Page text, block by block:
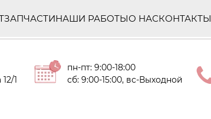
ЗАПЧАСТИНАШИ РАБОТЫО НАСКОНТАКТЫ
1
пн-пт: 9:00-18:00
сб: 9:00-15:00, вс-Выходной